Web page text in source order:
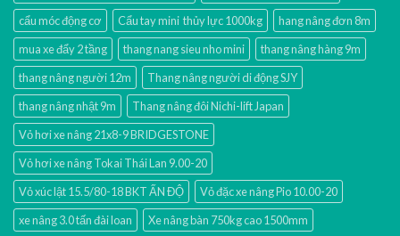
cẩu móc động cơ
Cẩu tay mini thủy lực 1000kg
hang nâng đơn 8m
mua xe đẩy 2 tầng
thang nang sieu nho mini
thang nâng hàng 9m
thang nâng người 12m
Thang nâng người di động SJY
thang nâng nhật 9m
Thang nâng đôi Nichi-lift Japan
Vỏ hơi xe nâng 21x8-9 BRIDGESTONE
Vỏ hơi xe nâng Tokai Thái Lan 9.00-20
Vỏ xúc lật 15.5/80-18 BKT ẤN ĐỘ
Vỏ đặc xe nâng Pio 10.00-20
xe nâng 3.0 tấn đài loan
Xe nâng bàn 750kg cao 1500mm